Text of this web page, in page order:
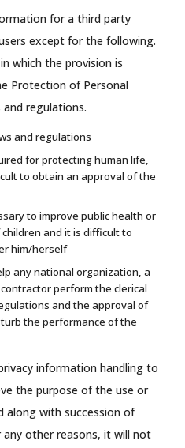
for a third party
except for the following.
which the provision is
Protection of Personal
regulations.
and regulations
for protecting human life,
to obtain an approval of the
to improve public health or
and it is difficult to
him/herself
any national organization, a
perform the clerical
and the approval of
the performance of the
information handling to
the purpose of the use or
along with succession of
other reasons, it will not